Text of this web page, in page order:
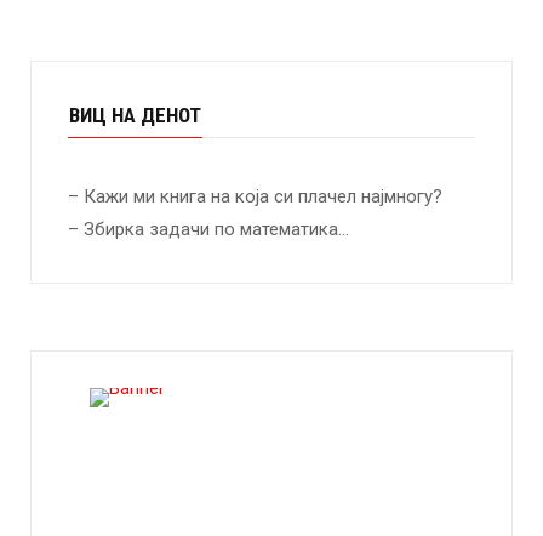
ВИЦ НА ДЕНОТ
– Кажи ми книга на која си плачел најмногу?
– Збирка задачи по математика…